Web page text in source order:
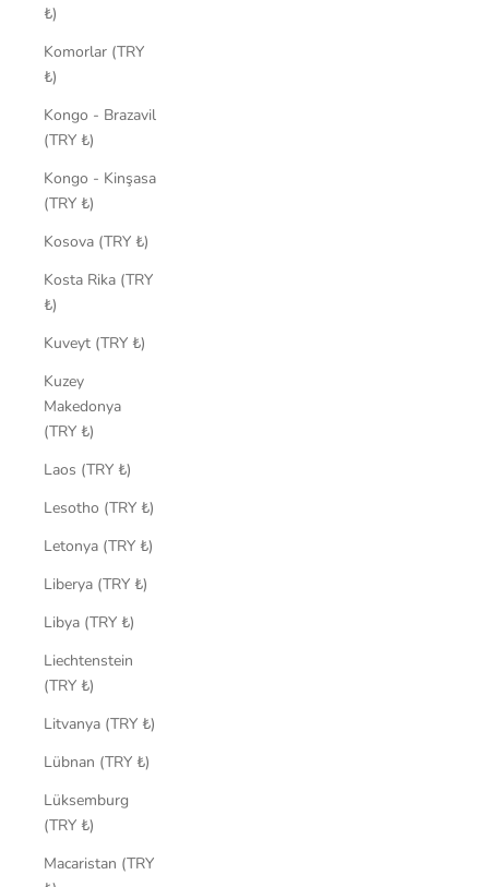
₺)
Komorlar (TRY
₺)
Kongo - Brazavil
(TRY ₺)
Kongo - Kinşasa
(TRY ₺)
Kosova (TRY ₺)
Kosta Rika (TRY
₺)
Kuveyt (TRY ₺)
Kuzey
Makedonya
(TRY ₺)
Laos (TRY ₺)
Lesotho (TRY ₺)
Letonya (TRY ₺)
Liberya (TRY ₺)
Libya (TRY ₺)
Liechtenstein
(TRY ₺)
Litvanya (TRY ₺)
Lübnan (TRY ₺)
Lüksemburg
(TRY ₺)
Macaristan (TRY